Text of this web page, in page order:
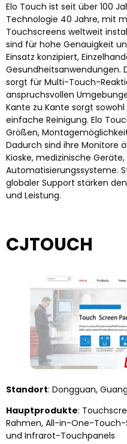
Elo Touch ist seit über 100
Technologie 40 Jahre, mit
Touchscreens weltweit
sind für hohe Genauigkeit
Einsatz konzipiert,
Gesundheitsanwendungen.
sorgt für Multi-Touch-
anspruchsvollen
Kante zu Kante sorgt
einfache Reinigung. Elo
Größen,
Dadurch sind ihre Monitore
Kioske, medizinische
Automatisierungssysteme.
globaler Support stärken
und Leistung.
CJTOUCH
Standort: Dongguan,
Hauptprodukte:
Rahmen, All-in-One-
und Infrarot-Touchpanels